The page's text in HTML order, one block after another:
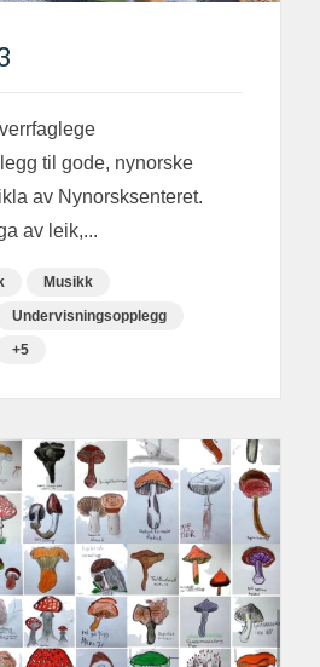
til gode, nynorske
av Nynorsksenteret.
av leik,...
Musikk
Undervisningsopplegg
+5